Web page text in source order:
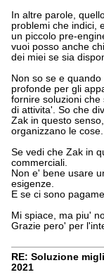
In altre parole,
problemi che indici,
un piccolo pre-
vuoi posso anche
dei miei se sia
Non so se e
profonde per gli
fornire soluzioni
di attivita'. So che
Zak in questo
organizzano le cose.
Se vedi che Zak in
commerciali.
Non e' bene usare
esigenze.
E se ci sono
Mi spiace, ma piu'
Grazie pero' per
RE: Soluzione
2021